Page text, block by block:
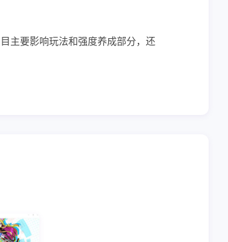
主要影响玩法和强度养成部分，还